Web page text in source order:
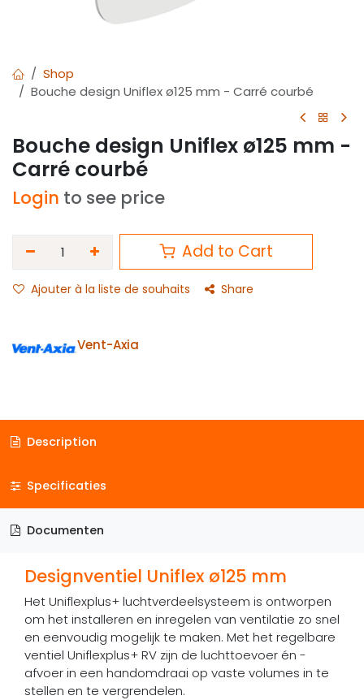
Shop
Bouche design Uniflex ø125 mm - Carré courbé
Bouche design Uniflex ø125 mm -
Carré courbé
Login to see price
Add to Cart
Ajouter à la liste de souhaits Share
Vent-Axia
Description
Specificaties
Documenten
Designventiel Uniflex ø125 mm
Het Uniflexplus+ luchtverdeelsysteem is ontworpen
om het installeren en inregelen van ventilatie zo snel
en eenvoudig mogelijk te maken. Met het regelbare
ventiel Uniflexplus+ RV zijn de luchttoevoer én -
afvoer in een handomdraai op vaste volumes in te
stellen en te vergrendelen.